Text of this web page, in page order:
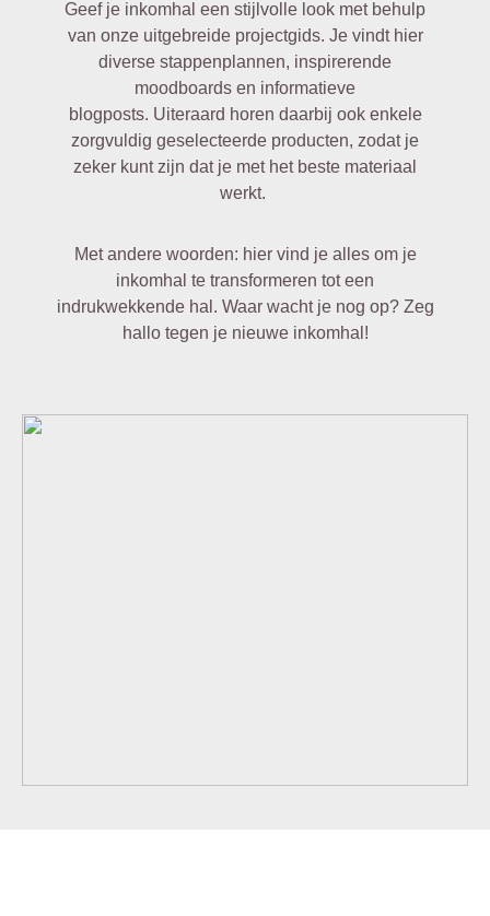
Geef je inkomhal een stijlvolle look met behulp
van onze uitgebreide projectgids. Je vindt hier
diverse stappenplannen, inspirerende
moodboards en informatieve
blogposts. Uiteraard horen daarbij ook enkele
zorgvuldig geselecteerde producten, zodat je
zeker kunt zijn dat je met het beste materiaal
werkt.
Met andere woorden: hier vind je alles om je
inkomhal te transformeren tot een
indrukwekkende hal. Waar wacht je nog op? Zeg
hallo tegen je nieuwe inkomhal!